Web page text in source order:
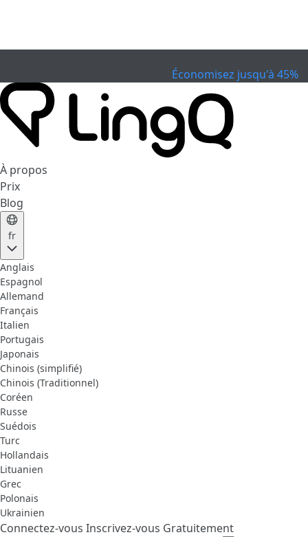
Économisez jusqu'à 45%
À propos
Prix
Blog
fr
Anglais
Espagnol
Allemand
Français
Italien
Portugais
Japonais
Chinois (simplifié)
Chinois (Traditionnel)
Coréen
Russe
Suédois
Turc
Hollandais
Lituanien
Grec
Polonais
Ukrainien
Connectez-vous Inscrivez-vous Gratuitement